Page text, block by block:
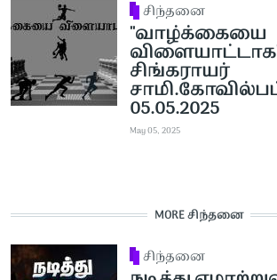
சிந்தனை
''வாழ்க்கையை
சிங்கராயர்
05.05.2025
May 05, 2025
MORE சிந்தனை
சிந்தனை